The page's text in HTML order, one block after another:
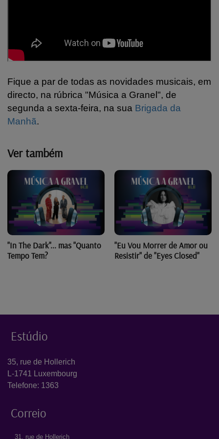
Fique a par de todas as novidades musicais, em
directo, na rúbrica "Música a Granel", de
segunda a sexta-feira, na sua Brigada da
Manhã.
Ver também
"In The Dark"... mas "Quanto
Tempo Tem?
"Eu Vou Morrer de Amor ou
Resistir" de "Eyes Closed"
Estúdio
35, rue de Hollerich
L-1741 Luxembourg
Telefone: 1363
Correio
31, rue de Hollerich